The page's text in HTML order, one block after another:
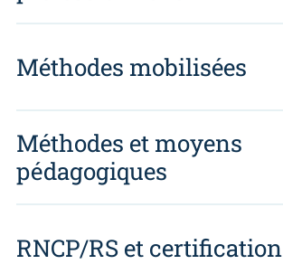
Méthodes mobilisées
Méthodes et moyens
pédagogiques
RNCP/RS et certification